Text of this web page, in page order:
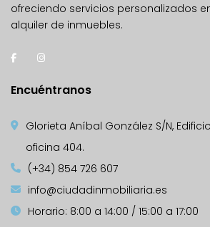
ofreciendo servicios personalizados
alquiler de inmuebles.
Encuéntranos
Glorieta Aníbal González S/N,
oficina 404.
(+34) 854 726 607
info@ciudadinmobiliaria.es
Horario: 8:00 a 14:00 / 15:00 a 17:00